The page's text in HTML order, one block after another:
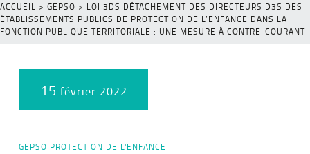
ACCUEIL > GEPSO > LOI 3DS DÉTACHEMENT DES DIRECTEURS D3S DES
ÉTABLISSEMENTS PUBLICS DE PROTECTION DE L’ENFANCE DANS LA
FONCTION PUBLIQUE TERRITORIALE : UNE MESURE À CONTRE-COURANT
15 février 2022
GEPSO PROTECTION DE L'ENFANCE